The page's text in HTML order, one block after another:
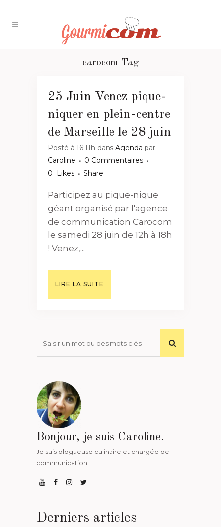
carocom Tag
25 Juin Venez pique-
niquer en plein-centre
de Marseille le 28 juin
Posté à 16:11h dans Agenda par
Caroline
0 Commentaires
0
Likes Share
Participez au pique-nique
géant organisé par l'agence
de communication Carocom
le samedi 28 juin de 12h à 18h
! Venez,...
LIRE LA SUITE
Bonjour, je suis Caroline.
Je suis blogueuse culinaire et chargée de
communication.
Derniers articles